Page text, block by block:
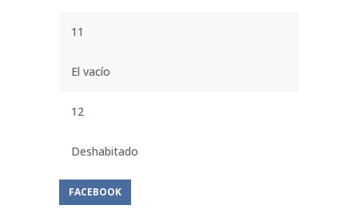
11
El vacío
12
Deshabitado
FACEBOOK